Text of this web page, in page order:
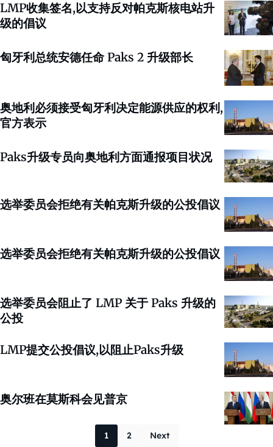
LMP收集签名,以支持反对帕克斯核电站升
级的倡议
匈牙利总统安德任命 Paks 2 升级部长
奥地利必须接受匈牙利决定能源供应的权利,
官方表示
Paks升级专员向奥地利方面通报项目状况
选举委员会拒绝有关帕克斯升级的公投倡议
选举委员会拒绝有关帕克斯升级的公投倡议
选举委员会阻止了 LMP 关于 Paks 升级的
公投
LMP提交公投倡议,以阻止Paks升级
奥尔班在莫斯科会见普京
Posts
1 2 Next